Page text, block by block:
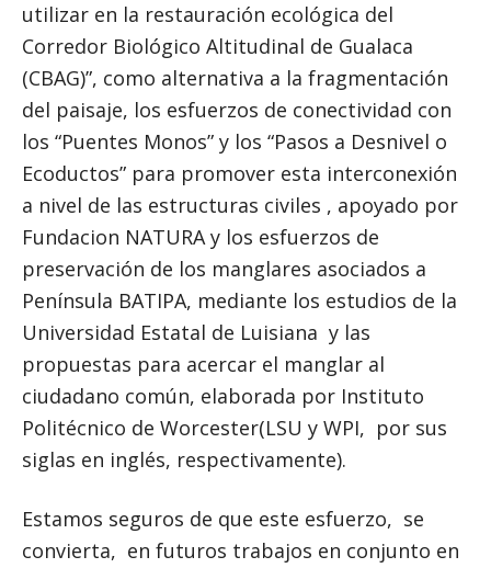
utilizar en la restauración ecológica del
Corredor Biológico Altitudinal de Gualaca
(CBAG)”, como alternativa a la fragmentación
del paisaje, los esfuerzos de conectividad con
los “Puentes Monos” y los “Pasos a Desnivel o
Ecoductos” para promover esta interconexión
a nivel de las estructuras civiles , apoyado por
Fundacion NATURA y los esfuerzos de
preservación de los manglares asociados a
Península BATIPA, mediante los estudios de la
Universidad Estatal de Luisiana y las
propuestas para acercar el manglar al
ciudadano común, elaborada por Instituto
Politécnico de Worcester(LSU y WPI, por sus
siglas en inglés, respectivamente).
Estamos seguros de que este esfuerzo, se
convierta, en futuros trabajos en conjunto en